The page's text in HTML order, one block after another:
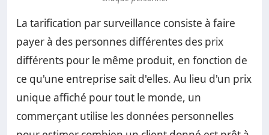
La tarification par surveillance consiste à faire
payer à des personnes différentes des prix
différents pour le même produit, en fonction de
ce qu'une entreprise sait d'elles. Au lieu d'un prix
unique affiché pour tout le monde, un
commerçant utilise les données personnelles